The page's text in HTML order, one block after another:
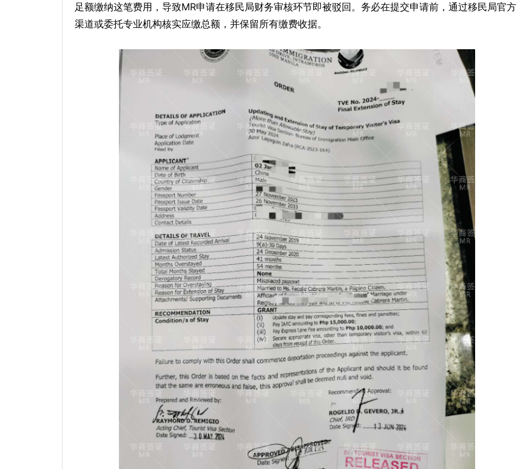
足额缴纳这笔费用，导致MR申请在移民局财务审核环节即被驳回。务必在提交申请前，通过移民局官方
渠道或委托专业机构核实应缴总额，并保留所有缴费收据。